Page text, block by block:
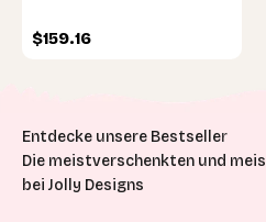
Angebot
$159.16
Die meistverschenkten und
bei Jolly Designs